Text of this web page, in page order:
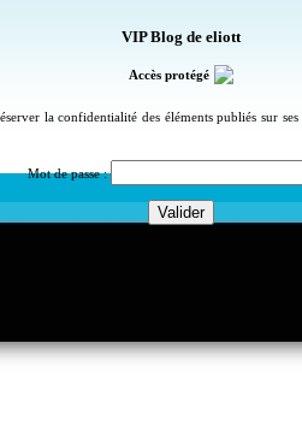
VIP Blog de eliott
Accès protégé
la confidentialité des éléments publiés sur
Mot de passe :